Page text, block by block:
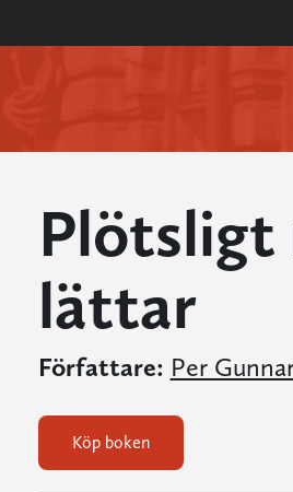
Plötsligt
lättar
Författare: Per
Köp boken